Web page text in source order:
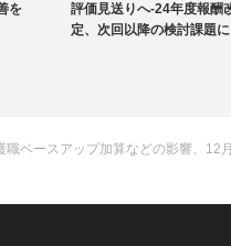
字、22年度-福祉医療機構
職ベースアップ加算などの影響、12